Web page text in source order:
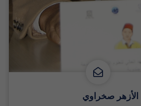
الأزهر صخراوي